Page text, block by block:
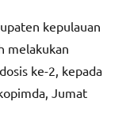
kepulauan
melakukan
ke-2, kepada
Jumat